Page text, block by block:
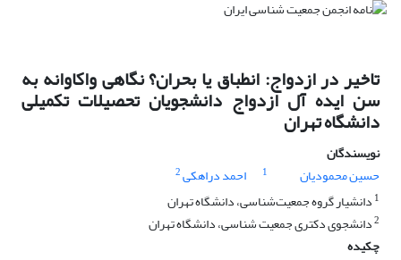
تاخیر در ازدواج: انطباق یا بحران؟ نگاهی واکاوانه به
سن ایده آل ازدواج دانشجویان تحصیلات تکمیلی
دانشگاه تهران
نویسندگان
حسین محمودیان
1 احمد دراهکی2
1 دانشیار گروه جمعیت‌شناسی، دانشگاه تهران
2دانشجوی دکتری جمعیت شناسی، دانشگاه تهران
چکیده